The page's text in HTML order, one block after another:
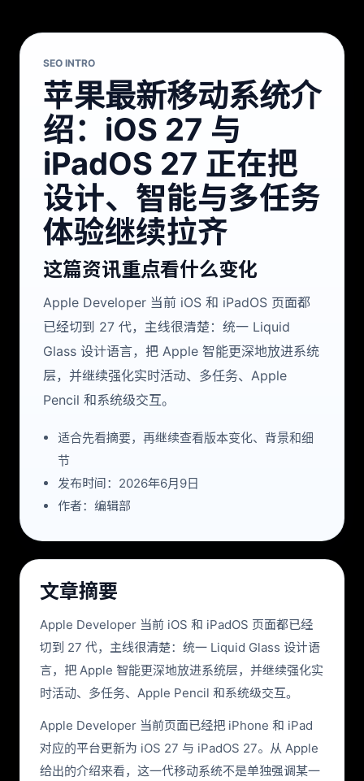
SEO INTRO
苹果最新移动系统介
绍：iOS 27 与
iPadOS 27 正在把
设计、智能与多任务
体验继续拉齐
这篇资讯重点看什么变化
Apple Developer 当前 iOS 和 iPadOS 页面都
已经切到 27 代，主线很清楚：统一 Liquid
Glass 设计语言，把 Apple 智能更深地放进系统
层，并继续强化实时活动、多任务、Apple
Pencil 和系统级交互。
适合先看摘要，再继续查看版本变化、背景和细
节
发布时间：2026年6月9日
作者：编辑部
文章摘要
Apple Developer 当前 iOS 和 iPadOS 页面都已经
切到 27 代，主线很清楚：统一 Liquid Glass 设计语
言，把 Apple 智能更深地放进系统层，并继续强化实
时活动、多任务、Apple Pencil 和系统级交互。
Apple Developer 当前页面已经把 iPhone 和 iPad
对应的平台更新为 iOS 27 与 iPadOS 27。从 Apple
给出的介绍来看，这一代移动系统不是单独强调某一